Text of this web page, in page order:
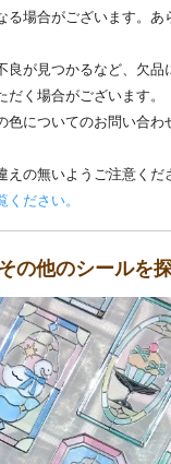
る場合がございます。あ
が見つかるなど、欠品
く場合がございます。
についてのお問い合わ
えの無いようご注意くだ
ださい。
の他のシールを